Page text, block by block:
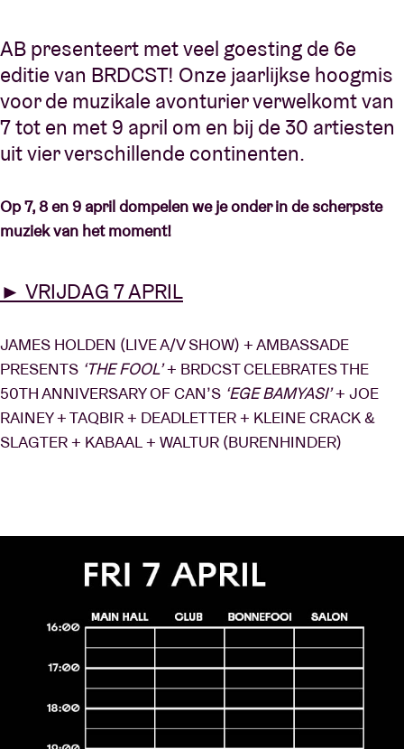
Contact
AB presenteert met veel goesting de 6e
editie van BRDCST! Onze jaarlijkse hoogmis
voor de muzikale avonturier verwelkomt van
7 tot en met 9 april om en bij de 30 artiesten
uit vier verschillende continenten.
Op 7, 8 en 9 april dompelen we je onder in de scherpste
muziek van het moment!
► VRIJDAG 7 APRIL
JAMES HOLDEN (LIVE A/V SHOW) + AMBASSADE
PRESENTS ‘THE FOOL’+ BRDCST CELEBRATES THE
50TH ANNIVERSARY OF CAN’S ‘EGE BAMYASI’+ JOE
RAINEY + TAQBIR + DEADLETTER + KLEINE CRACK &
SLAGTER + KABAAL + WALTUR (BURENHINDER)